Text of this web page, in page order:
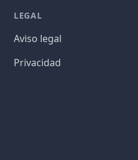
LEGAL
Aviso legal
Privacidad